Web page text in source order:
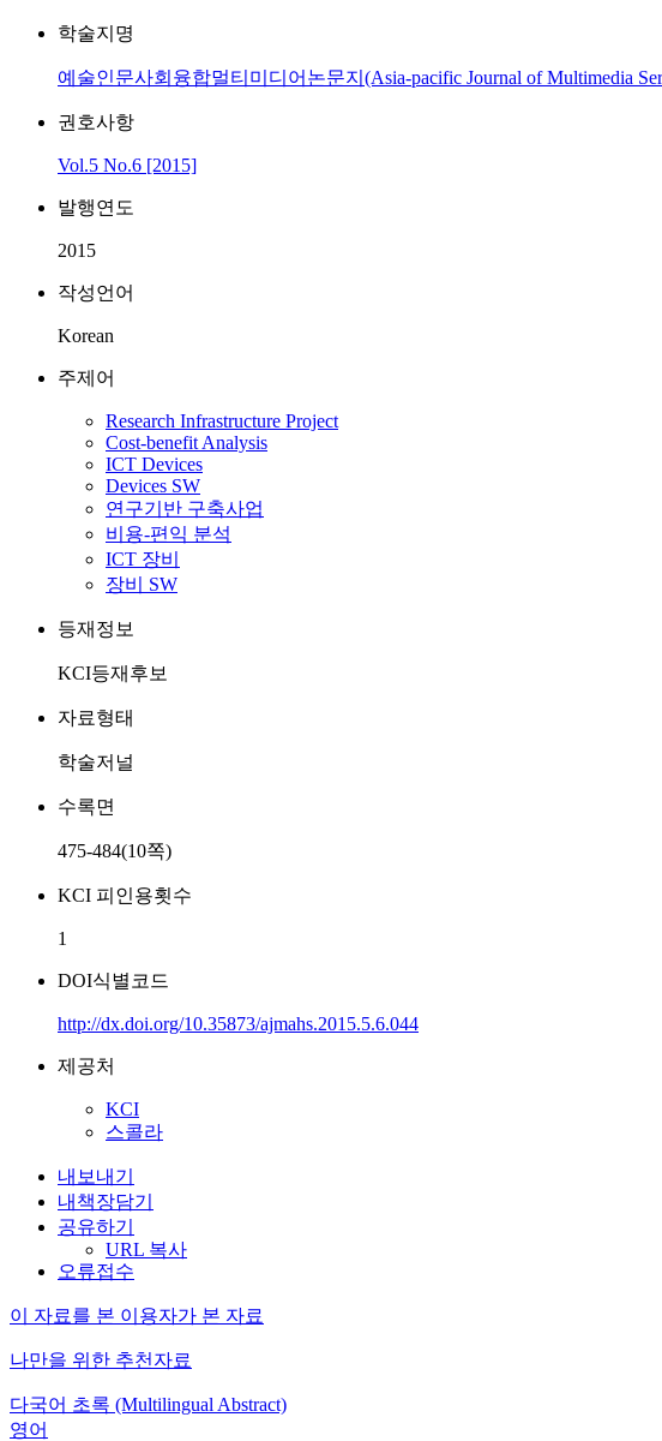
학술지명
예술인문사회융합멀티미디어논문지(Asia-pacific Journal of Multimedia
권호사항
Vol.5 No.6 [2015]
발행연도
2015
작성언어
Korean
주제어
Research Infrastructure Project
Cost-benefit Analysis
ICT Devices
Devices SW
연구기반 구축사업
비용-편익 분석
ICT 장비
장비 SW
등재정보
KCI등재후보
자료형태
학술저널
수록면
475-484(10쪽)
KCI 피인용횟수
1
DOI식별코드
http://dx.doi.org/10.35873/ajmahs.2015.5.6.044
제공처
KCI
스콜라
내보내기
내책장담기
공유하기
URL 복사
오류접수
이 자료를 본 이용자가 본 자료
나만을 위한 추천자료
다국어 초록 (Multilingual Abstract)
영어